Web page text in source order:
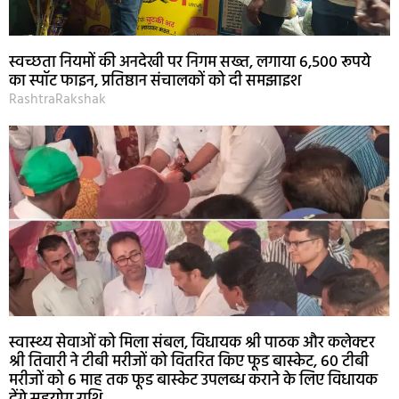
स्वच्छता नियमों की अनदेखी पर निगम सख्त, लगाया 6,500 रूपये
का स्पॉट फाइन, प्रतिष्ठान संचालकों को दी समझाइश
RashtraRakshak
स्वास्थ्य सेवाओं को मिला संबल, विधायक श्री पाठक और कलेक्टर
श्री तिवारी ने टीबी मरीजों को वितरित किए फूड बास्केट, 60 टीबी
मरीजों को 6 माह तक फूड बास्केट उपलब्ध कराने के लिए विधायक